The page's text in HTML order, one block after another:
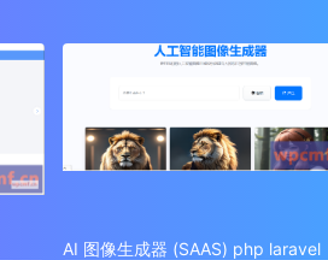
AI 图像生成器 (SAAS) php laravel